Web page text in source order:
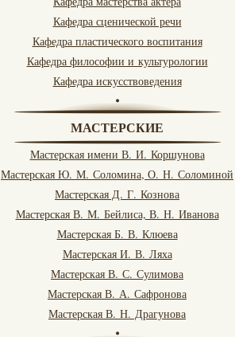
Кафедра сценической речи
Кафедра пластического воспитания
Кафедра философии и культурологии
Кафедра искусствоведения
МАСТЕРСКИЕ
Мастерская имени В. И. Коршунова
Мастерская Ю. М. Соломина, О. Н. Соломиной
Мастерская Д. Г. Кознова
Мастерская В. М. Бейлиса, В. Н. Иванова
Мастерская Б. В. Клюева
Мастерская И. В. Ляха
Мастерская В. С. Сулимова
Мастерская В. А. Сафронова
Мастерская В. Н. Драгунова